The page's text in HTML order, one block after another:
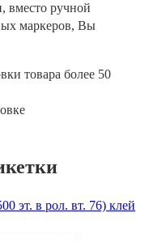
вместо ручной
маркеров, Вы
товара более 50
эт. в рол. вт. 76) клей